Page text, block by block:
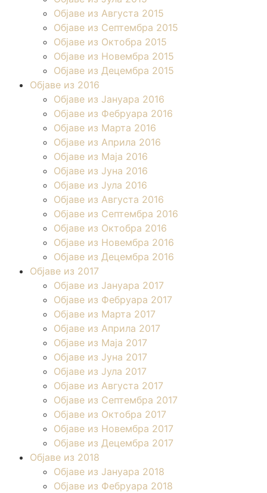
Објаве из Августа 2015
Објаве из Септембра 2015
Објаве из Октобра 2015
Објаве из Новембра 2015
Објаве из Децембра 2015
Објаве из 2016
Објаве из Јануара 2016
Објаве из Фебруара 2016
Објаве из Марта 2016
Објаве из Априла 2016
Објаве из Маја 2016
Објаве из Јуна 2016
Објаве из Јула 2016
Објаве из Августа 2016
Објаве из Септембра 2016
Објаве из Октобра 2016
Објаве из Новембра 2016
Објаве из Децембра 2016
Објаве из 2017
Објаве из Јануара 2017
Објаве из Фебруара 2017
Објаве из Марта 2017
Објаве из Априла 2017
Објаве из Маја 2017
Објаве из Јуна 2017
Објаве из Јула 2017
Објаве из Августа 2017
Објаве из Септембра 2017
Објаве из Октобра 2017
Објаве из Новембра 2017
Објаве из Децембра 2017
Објаве из 2018
Објаве из Јануара 2018
Објаве из Фебруара 2018